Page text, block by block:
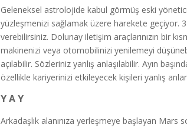
Geleneksel astrolojide kabul görmüş eski
yüzleşmenizi sağlamak üzere harekete geçiyor.
verebilirsiniz. Dolunay iletişim araçlarınızın bir
makinenizi veya otomobilinizi yenilemeyi
açılabilir. Sözleriniz yanlış anlaşılabilir. Ayın
özellikle kariyerinizi etkileyecek kişileri yanlış
Y A Y
Arkadaşlık alanınıza yerleşmeye başlayan Mars